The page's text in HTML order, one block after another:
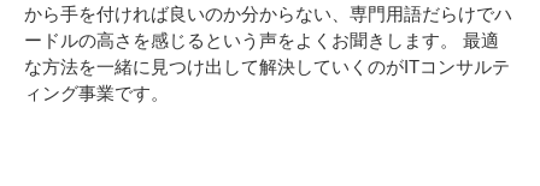
から手を付ければ良いのか分からない、専門用語だらけでハ
ードルの高さを感じるという声をよくお聞きします。 最適
な方法を一緒に見つけ出して解決していくのがITコンサルテ
ィング事業です。